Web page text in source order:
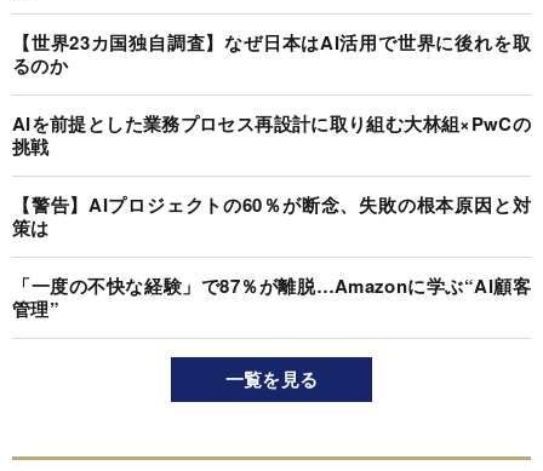
【世界23カ国独自調査】なぜ日本はAI活用で世界に後れを取
るのか
AIを前提とした業務プロセス再設計に取り組む大林組×PwCの
挑戦
【警告】AIプロジェクトの60％が断念、失敗の根本原因と対
策は
「一度の不快な経験」で87％が離脱…Amazonに学ぶ“AI顧客
管理”
一覧を見る